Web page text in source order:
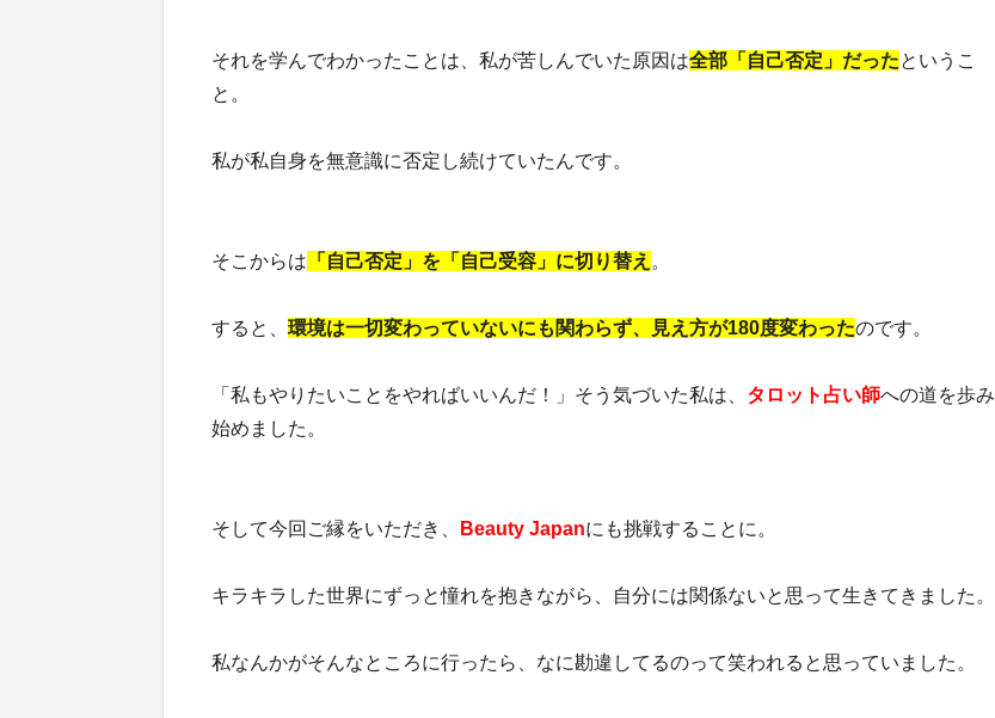
それを学んでわかったことは、私が苦しんでいた原因は全部「自己否定」だったというこ
と。
私が私自身を無意識に否定し続けていたんです。
そこからは 「自己否定」を「自己受容」に切り替え 。
すると、 環境は一切変わっていないにも関わらず、見え方が180度変わったのです。
「私もやりたいことをやればいいんだ！」そう気づいた私は、 タロット占い師への道を歩み
始めました。
そして今回ご縁をいただき、 Beauty Japanにも挑戦することに。
キラキラした世界にずっと憧れを抱きながら、自分には関係ないと思って生きてきました。
私なんかがそんなところに行ったら、なに勘違してるのって笑われると思っていました。